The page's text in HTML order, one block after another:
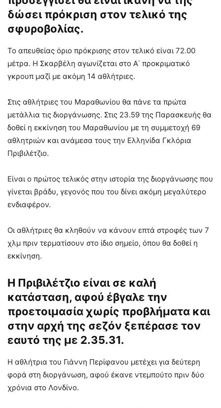
δώσει πρόκριση στον τελικό της
σφυροβολίας.
Το απευθείας όριο πρόκρισης στον τελικό είναι 72.00
μέτρα. Η Σκαρβέλη αγωνίζεται στο Α΄ προκριματικό
γκρουπ μαζί με ακόμη 14 αθλήτριες.
Στις αθλήτριες του Μαραθωνίου θα πάνε τα πρώτα
μετάλλια τις διοργάνωσης. Στις 23.59 της Παρασκευής θα
δοθεί η εκκίνηση του Μαραθωνίου με τη συμμετοχή 69
αθλητριών και ανάμεσα τους την Ελληνίδα Γκλόρια
Πριβιλέτζιο.
Είναι ο πρώτος τελικός στην ιστορία της διοργάνωσης που
γίνεται βράδυ, γεγονός που του δίνει ακόμη μεγαλύτερο
ενδιαφέρον.
Οι αθλήτριες θα κληθούν να κάνουν επτά στροφές των 7
χλμ πριν τερματίσουν στο ίδιο σημείο, όπου θα δοθεί η
εκκίνηση.
Η Πριβιλέτζιο είναι σε καλή
κατάσταση, αφού έβγαλε την
προετοιμασία χωρίς προβλήματα και
στην αρχή της σεζόν ξεπέρασε τον
εαυτό της με 2.35.31.
Η αθλήτρια του Γιάννη Περίφανου μετέχει για δεύτερη
φορά στη διοργάνωση, αφού έκανε ντεμπούτο πριν δύο
χρόνια στο Λονδίνο.